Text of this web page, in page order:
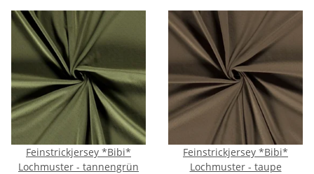
Feinstrickjersey *Bibi*
Lochmuster - tannengrün
Feinstrickjersey *Bibi*
Lochmuster - taupe